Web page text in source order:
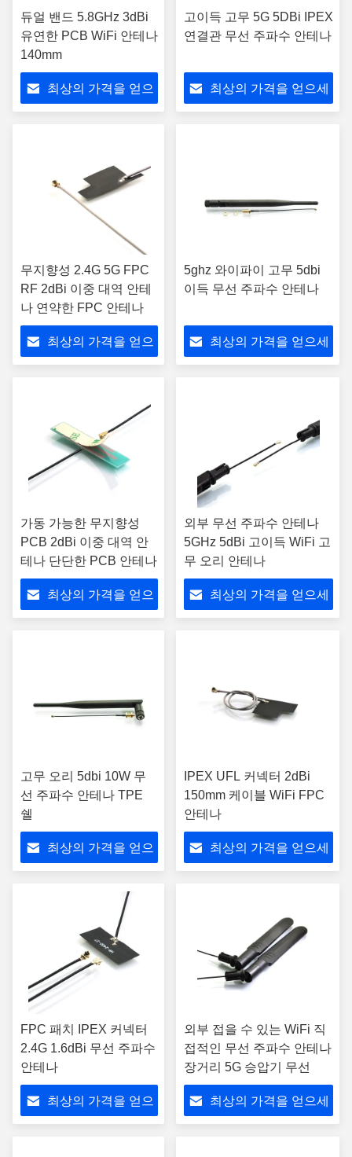
듀얼 밴드 5.8GHz 3dBi
유연한 PCB WiFi 안테나
140mm
최상의 가격을 얻으
고이득 고무 5G 5DBi IPEX
연결관 무선 주파수 안테나
최상의 가격을 얻으세
무지향성 2.4G 5G FPC
RF 2dBi 이중 대역 안테
나 연약한 FPC 안테나
최상의 가격을 얻으
5ghz 와이파이 고무 5dbi
이득 무선 주파수 안테나
최상의 가격을 얻으세
가동 가능한 무지향성
PCB 2dBi 이중 대역 안
테나 단단한 PCB 안테나
최상의 가격을 얻으
외부 무선 주파수 안테나
5GHz 5dBi 고이득 WiFi 고
무 오리 안테나
최상의 가격을 얻으세
고무 오리 5dbi 10W 무
선 주파수 안테나 TPE
쉘
최상의 가격을 얻으
IPEX UFL 커넥터 2dBi
150mm 케이블 WiFi FPC
안테나
최상의 가격을 얻으세
FPC 패치 IPEX 커넥터
2.4G 1.6dBi 무선 주파수
안테나
최상의 가격을 얻으
외부 접을 수 있는 WiFi 직
접적인 무선 주파수 안테나
장거리 5G 승압기 무선
최상의 가격을 얻으세